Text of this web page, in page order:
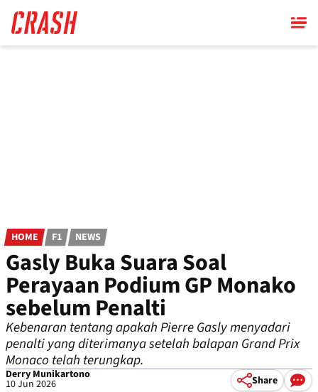
main
content
HOME F1 NEWS
Gasly Buka Suara Soal
Perayaan Podium GP Monako
sebelum Penalti
Kebenaran tentang apakah Pierre Gasly menyadari
penalti yang diterimanya setelah balapan Grand Prix
Monaco telah terungkap.
Derry Munikartono
10 Jun 2026 Share